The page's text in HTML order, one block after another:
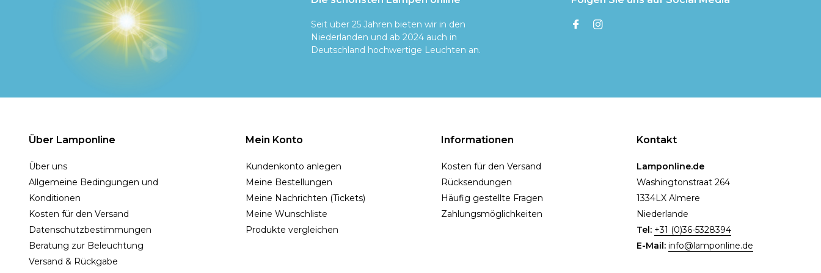
Seit über 25 Jahren bieten wir in den
Niederlanden und ab 2024 auch in
Deutschland hochwertige Leuchten an.
Über Lamponline
Über uns
Allgemeine Bedingungen und
Konditionen
Kosten für den Versand
Datenschutzbestimmungen
Beratung zur Beleuchtung
Versand & Rückgabe
Mein Konto
Kundenkonto anlegen
Meine Bestellungen
Meine Nachrichten (Tickets)
Meine Wunschliste
Produkte vergleichen
Informationen
Kosten für den Versand
Rücksendungen
Häufig gestellte Fragen
Zahlungsmöglichkeiten
Kontakt
Lamponline.de
Washingtonstraat 264
1334LX Almere
Niederlande
Tel: +31 (0)36-5328394
E-Mail: info@lamponline.de